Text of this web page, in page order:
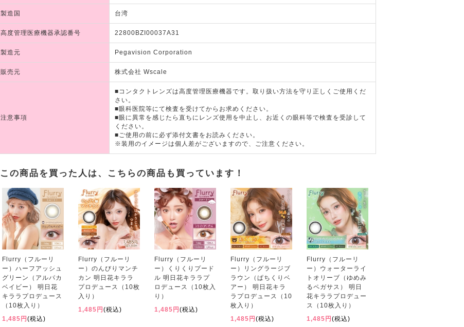
製造国 台湾
高度管理医療機器承認番号 22800BZI00037A31
製造元 Pegavision Corporation
販売元 株式会社 Wscale
注意事項
■コンタクトレンズは高度管理医療機器です。取り扱い方法を守り正しくご使用くだ
さい。
■眼科医院等にて検査を受けてからお求めください。
■眼に異常を感じたら直ちにレンズ使用を中止し、お近くの眼科等で検査を受診して
ください。
■ご使用の前に必ず添付文書をお読みください。
※装用のイメージは個人差がございますので、ご注意ください。
この商品を買った人は、こちらの商品も買っています！
Flurry（フルーリ
ー）ハーフアッシュ
グリーン（アルパカ
ベイビー） 明日花
キララプロデュース
（10枚入り）
1,485円 (税込)
Flurry（フルーリ
ー）のんびりマンチ
カン 明日花キララ
プロデュース（10枚
入り）
1,485円 (税込)
Flurry（フルーリ
ー）くりくりプード
ル 明日花キララプ
ロデュース（10枚入
り）
1,485円 (税込)
Flurry（フルーリ
ー）リングラージブ
ラウン（ぱちくりベ
アー） 明日花キラ
ラプロデュース（10
枚入り）
1,485円 (税込)
Flurry（フルーリ
ー）ウォーターライ
トオリーブ（ゆめみ
るペガサス） 明日
花キララプロデュー
ス（10枚入り）
1,485円 (税込)